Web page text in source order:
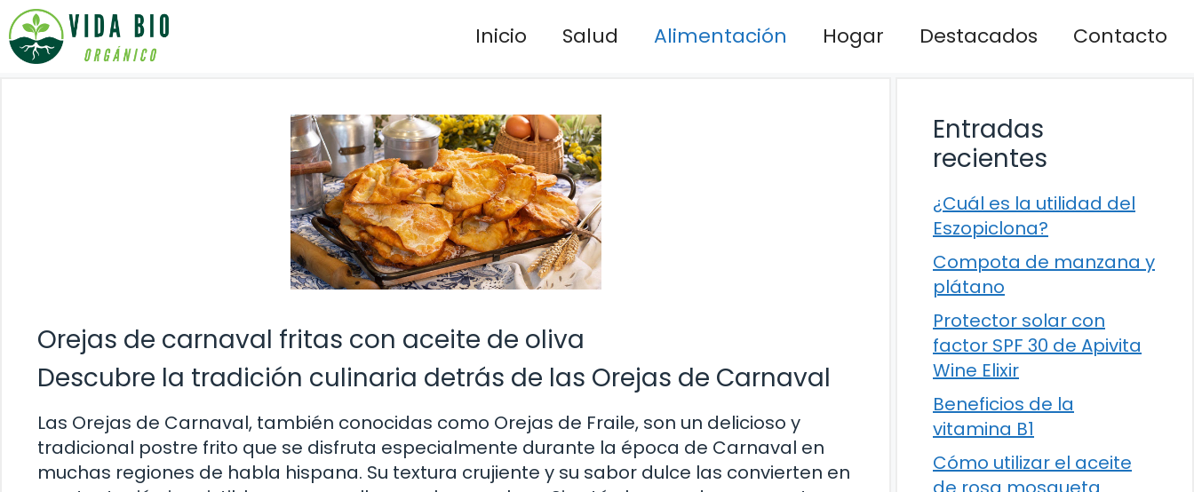
Saltar
al
contenido
Inicio Salud Alimentación Hogar Destacados Contacto
Orejas de carnaval fritas con aceite de oliva
Descubre la tradición culinaria detrás de las Orejas de Carnaval
Las Orejas de Carnaval, también conocidas como Orejas de Fraile, son un delicioso y
tradicional postre frito que se disfruta especialmente durante la época de Carnaval en
muchas regiones de habla hispana. Su textura crujiente y su sabor dulce las convierten en
Entradas
recientes
¿Cuál es la utilidad del
Eszopiclona?
Compota de manzana y
plátano
Protector solar con
factor SPF 30 de Apivita
Wine Elixir
Beneficios de la
vitamina B1
Cómo utilizar el aceite